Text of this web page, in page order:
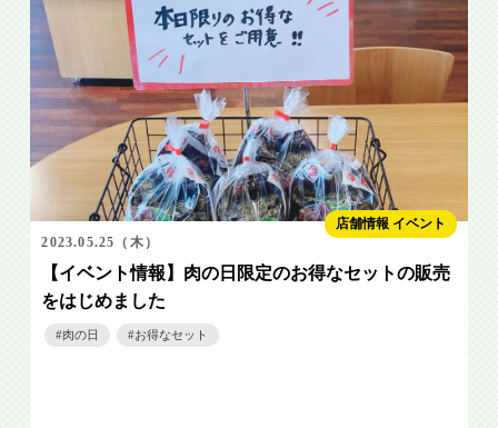
店舗情報 イベント
2023.05.25（木）
【イベント情報】肉の日限定のお得なセットの販売
をはじめました
肉の日 お得なセット